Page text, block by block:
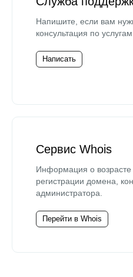
Напишите, если вам
консультация по услугам.
Написать
Сервис Whois
Информация о возрасте
регистрации домена,
администратора.
Перейти в Whois